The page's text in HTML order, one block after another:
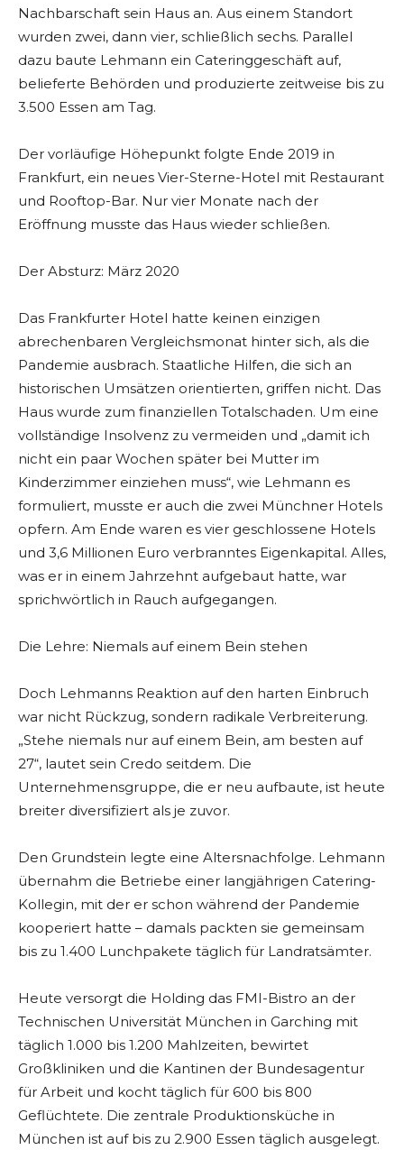
Nachbarschaft sein Haus an. Aus einem Standort
wurden zwei, dann vier, schließlich sechs. Parallel
dazu baute Lehmann ein Cateringgeschäft auf,
belieferte Behörden und produzierte zeitweise bis zu
3.500 Essen am Tag.
Der vorläufige Höhepunkt folgte Ende 2019 in
Frankfurt, ein neues Vier-Sterne-Hotel mit Restaurant
und Rooftop-Bar. Nur vier Monate nach der
Eröffnung musste das Haus wieder schließen.
Der Absturz: März 2020
Das Frankfurter Hotel hatte keinen einzigen
abrechenbaren Vergleichsmonat hinter sich, als die
Pandemie ausbrach. Staatliche Hilfen, die sich an
historischen Umsätzen orientierten, griffen nicht. Das
Haus wurde zum finanziellen Totalschaden. Um eine
vollständige Insolvenz zu vermeiden und „damit ich
nicht ein paar Wochen später bei Mutter im
Kinderzimmer einziehen muss“, wie Lehmann es
formuliert, musste er auch die zwei Münchner Hotels
opfern. Am Ende waren es vier geschlossene Hotels
und 3,6 Millionen Euro verbranntes Eigenkapital. Alles,
was er in einem Jahrzehnt aufgebaut hatte, war
sprichwörtlich in Rauch aufgegangen.
Die Lehre: Niemals auf einem Bein stehen
Doch Lehmanns Reaktion auf den harten Einbruch
war nicht Rückzug, sondern radikale Verbreiterung.
„Stehe niemals nur auf einem Bein, am besten auf
27“, lautet sein Credo seitdem. Die
Unternehmensgruppe, die er neu aufbaute, ist heute
breiter diversifiziert als je zuvor.
Den Grundstein legte eine Altersnachfolge. Lehmann
übernahm die Betriebe einer langjährigen Catering-
Kollegin, mit der er schon während der Pandemie
kooperiert hatte – damals packten sie gemeinsam
bis zu 1.400 Lunchpakete täglich für Landratsämter.
Heute versorgt die Holding das FMI-Bistro an der
Technischen Universität München in Garching mit
täglich 1.000 bis 1.200 Mahlzeiten, bewirtet
Großkliniken und die Kantinen der Bundesagentur
für Arbeit und kocht täglich für 600 bis 800
Geflüchtete. Die zentrale Produktionsküche in
München ist auf bis zu 2.900 Essen täglich ausgelegt.